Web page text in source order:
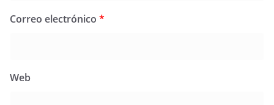
Correo electrónico *
Web